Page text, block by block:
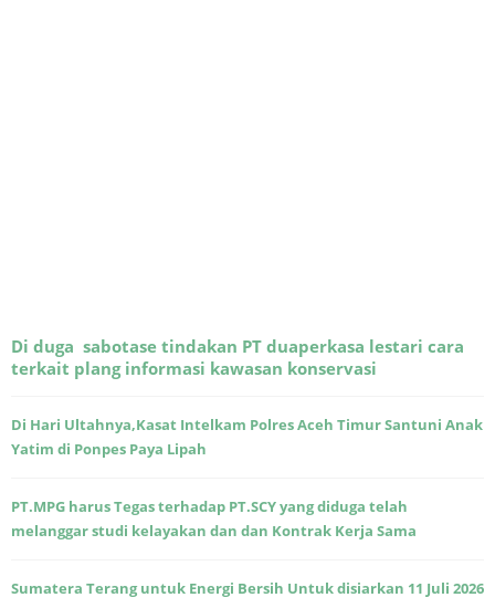
Di duga sabotase tindakan PT duaperkasa lestari cara
terkait plang informasi kawasan konservasi
Di Hari Ultahnya,Kasat Intelkam Polres Aceh Timur Santuni Anak
Yatim di Ponpes Paya Lipah
PT.MPG harus Tegas terhadap PT.SCY yang diduga telah
melanggar studi kelayakan dan dan Kontrak Kerja Sama
Sumatera Terang untuk Energi Bersih Untuk disiarkan 11 Juli 2026